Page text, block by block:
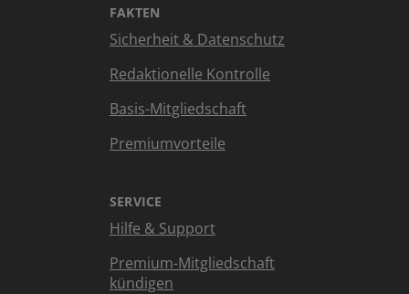
FAKTEN
Sicherheit & Datenschutz
Redaktionelle Kontrolle
Basis-Mitgliedschaft
Premiumvorteile
SERVICE
Hilfe & Support
Premium-Mitgliedschaft
kündigen